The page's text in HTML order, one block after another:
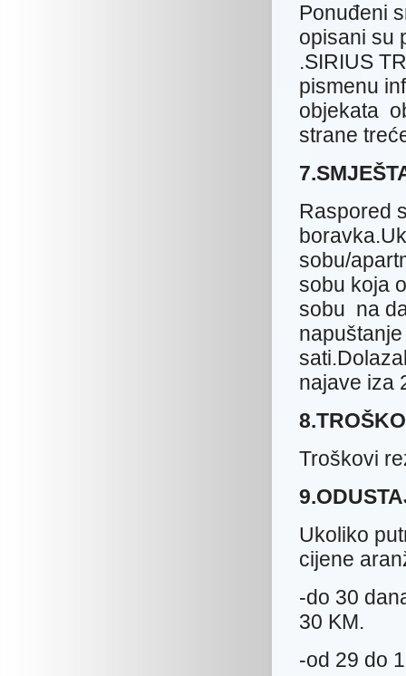
Ponuđeni
opisani su
.SIRIUS
pismenu
objekata
strane
Raspored
sobu/
sobu koja
sobu na
najave iza
Troškovi
Ukoliko
cijene
-do 30
30 KM.
-od 29 do